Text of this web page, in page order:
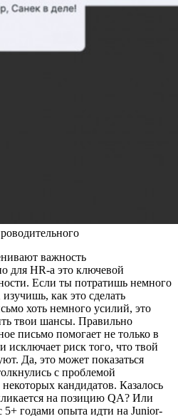
важность
для HR-а это ключевой
Если ты потратишь немного
как это сделать
хоть немного усилий, это
твои шансы. Правильно
письмо помогает не только в
исключает риск того, что твой
Да, это может показаться
с проблемой
кандидатов. Казалось
на позицию QA? Или
5+ годами опыта идти на Junior-